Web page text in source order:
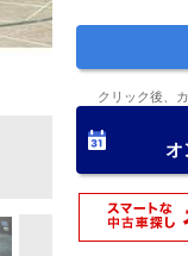
クリック後、
オ